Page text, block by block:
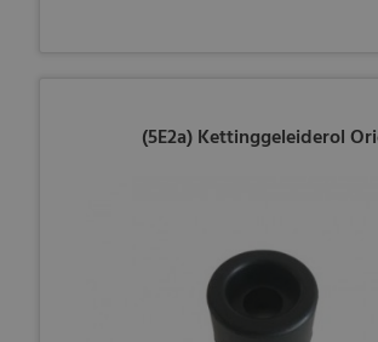
(5E2a) Kettinggeleiderol